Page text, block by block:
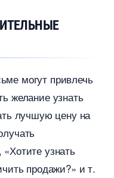
могут привлечь
желание узнать
лучшую цену на
узнать
продажи?» и т.